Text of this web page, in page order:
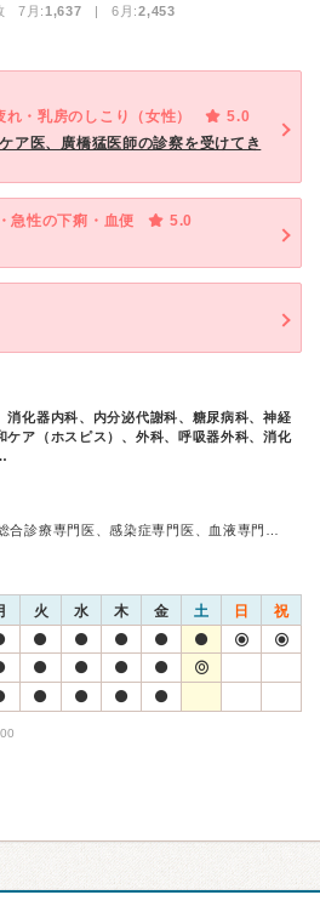
7月:1,637 | 6月:2,453
・乳房のしこり（女性）
5.0
ア医、廣橋猛医師の診察を受けてき
急性の下痢・血便
5.0
消化器内科、内分泌代謝科、糖尿病科、神経
ケア（ホスピス）、外科、呼吸器外科、消化
合診療専門医、感染症専門医、血液専門…
火 水 木 金 土 日 祝